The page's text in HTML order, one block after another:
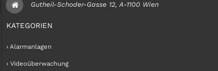
Gutheil-Schoder-Gasse 12, A-1100 Wien
KATEGORIEN
› Alarmanlagen
› Videoüberwachung